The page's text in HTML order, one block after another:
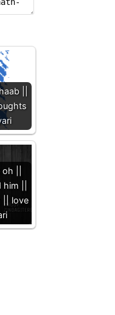
||
||
||
|| love